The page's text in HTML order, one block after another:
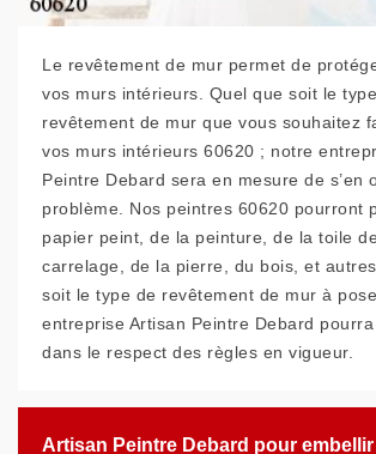
Le revêtement de mur permet de
vos murs intérieurs. Quel que soit le
revêtement de mur que vous souhaitez
vos murs intérieurs 60620 ; notre
Peintre Debard sera en mesure de s’en
problème. Nos peintres 60620 pourront
papier peint, de la peinture, de la toile
carrelage, de la pierre, du bois, et
soit le type de revêtement de mur à
entreprise Artisan Peintre Debard
dans le respect des règles en vigueur.
Artisan Peintre Debard pour